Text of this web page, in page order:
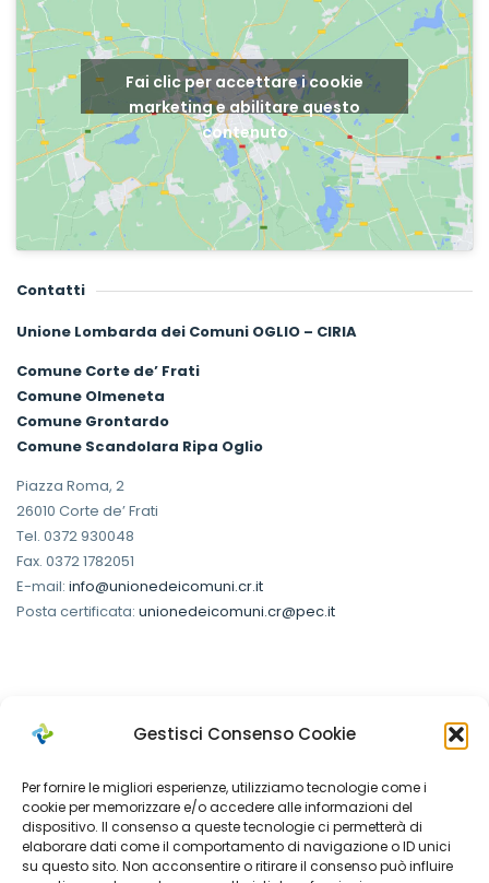
Gestisci Consenso Cookie
Per fornire le migliori esperienze, utilizziamo tecnologie come i
cookie per memorizzare e/o accedere alle informazioni del
dispositivo. Il consenso a queste tecnologie ci permetterà di
elaborare dati come il comportamento di navigazione o ID unici
su questo sito. Non acconsentire o ritirare il consenso può influire
Fai clic per accettare i cookie
marketing e abilitare questo
contenuto
Contatti
Unione Lombarda dei Comuni OGLIO – CIRIA
Comune Corte de’ Frati
Comune Olmeneta
Comune Grontardo
Comune Scandolara Ripa Oglio
Piazza Roma, 2
26010 Corte de’ Frati
Tel. 0372 930048
Fax. 0372 1782051
E-mail: info@unionedeicomuni.cr.it
Posta certificata: unionedeicomuni.cr@pec.it
I 48 Comuni dell'Ambito distrettuale
cremonese
Comuni Soci